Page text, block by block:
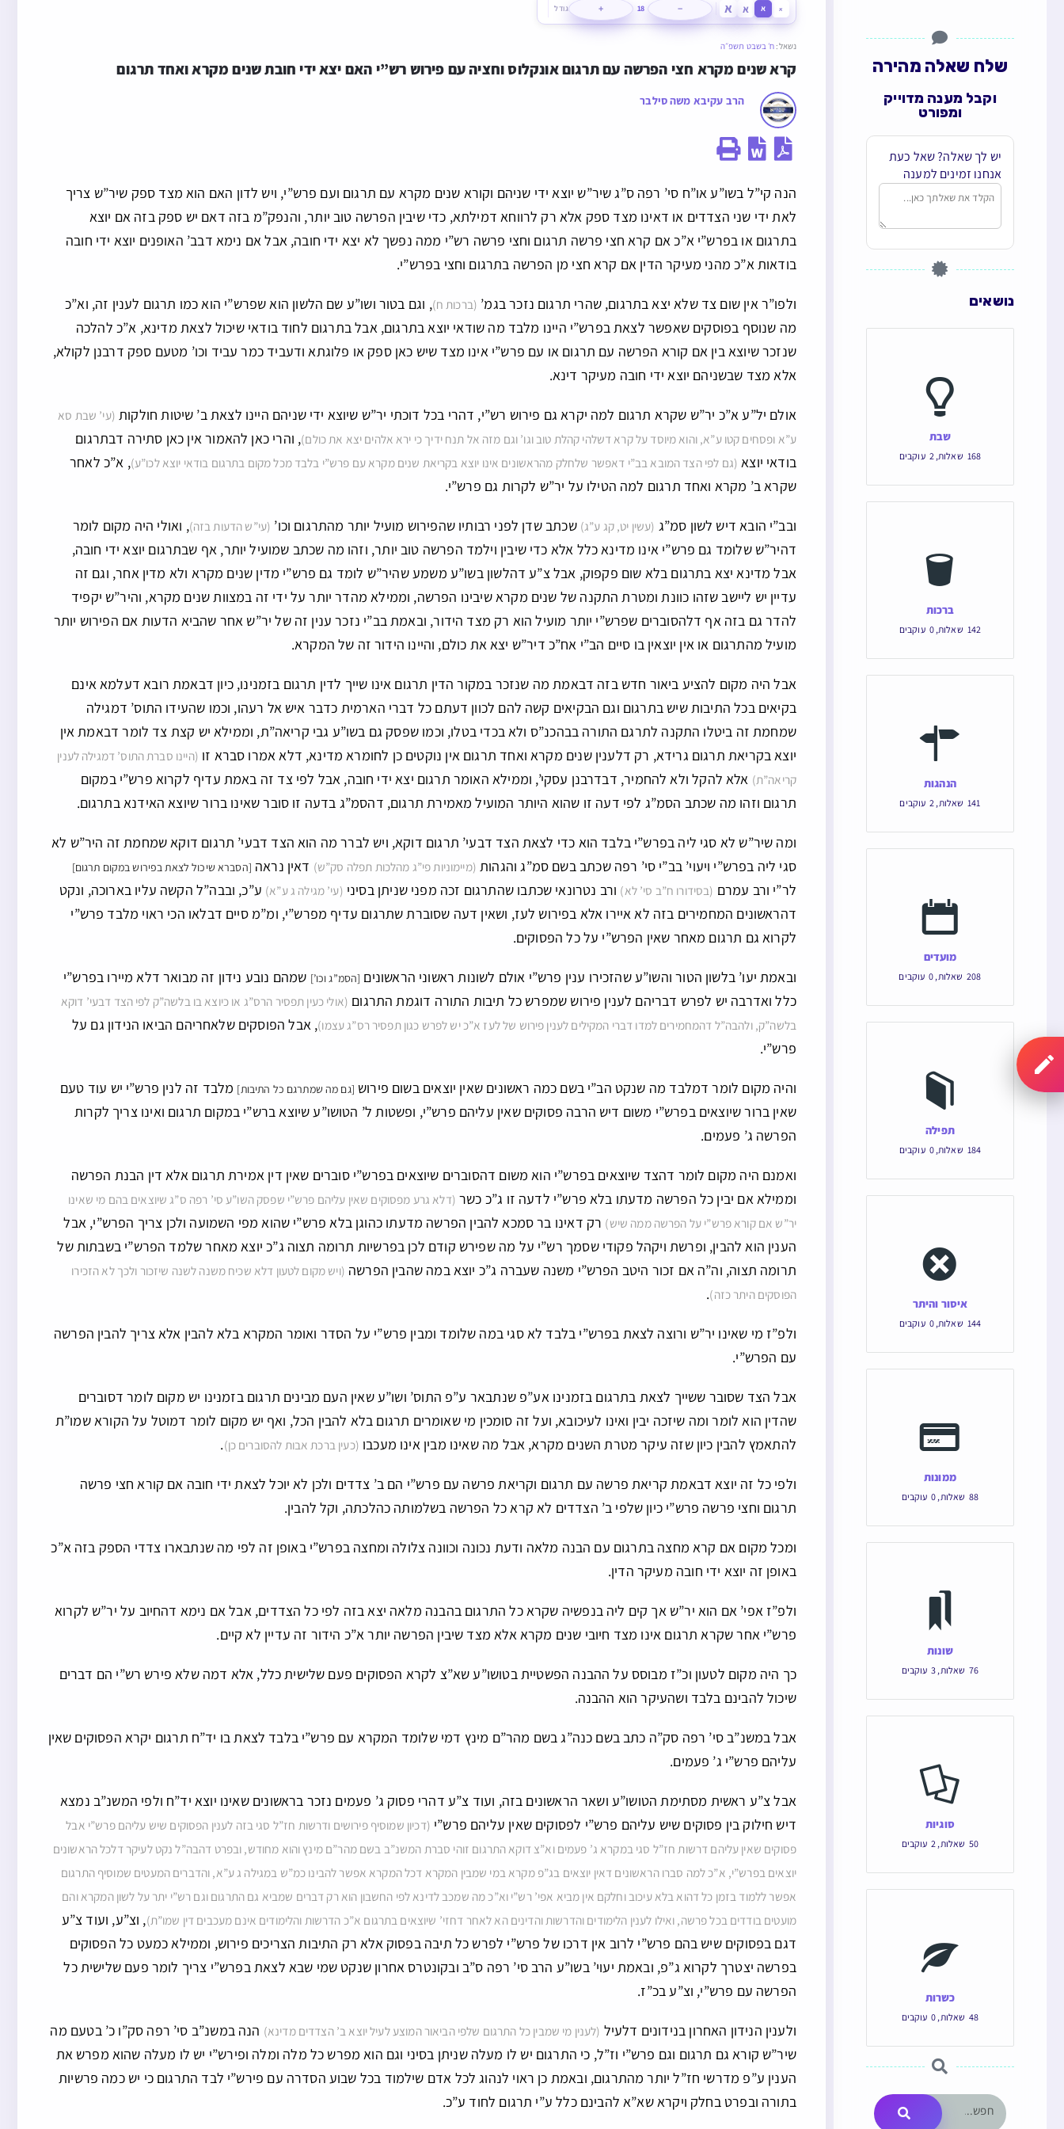
א א א א −
18
+ גודל
נשאל: ח׳ בשבט תשפ״ה
קרא שנים מקרא חצי הפרשה עם תרגום אונקלוס וחציה עם פירוש רש”י האם יצא ידי חובת שנים מקרא ואחד תרגום
הרב עקיבא משה סילבר
הנה קי”ל בשו”ע או”ח סי’ רפה ס”ג שיר”ש יוצא ידי שניהם וקורא שנים מקרא עם תרגום ועם פרש”י, ויש לדון האם הוא מצד ספק שיר”ש צריך
לאת ידי שני הצדדים או דאינו מצד ספק אלא רק לרווחא דמילתא, כדי שיבין הפרשה טוב יותר, והנפק”מ בזה דאם יש ספק בזה אם יוצא
בתרגום או בפרש”י א”כ אם קרא חצי פרשה תרגום וחצי פרשה רש”י ממה נפשך לא יצא ידי חובה, אבל אם נימא דבב’ האופנים יוצא ידי חובה
בודאות א”כ מהני מעיקר הדין אם קרא חצי מן הפרשה בתרגום וחצי בפרש”י.
ולפו”ר אין שום צד שלא יצא בתרגום, שהרי תרגום נזכר בגמ’ (ברכות ח), וגם בטור ושו”ע שם הלשון הוא שפרש”י הוא כמו תרגום לענין זה, וא”כ
מה שנוסף בפוסקים שאפשר לצאת בפרש”י היינו מלבד מה שודאי יוצא בתרגום, אבל בתרגום לחוד בודאי שיכול לצאת מדינא, א”כ להלכה
שנזכר שיוצא בין אם קורא הפרשה עם תרגום או עם פרש”י אינו מצד שיש כאן ספק או פלוגתא ודעביד כמר עביד וכו’ מטעם ספק דרבנן לקולא,
אלא מצד שבשניהם יוצא ידי חובה מעיקר דינא.
אולם יל”ע א”כ יר”ש שקרא תרגום למה יקרא גם פירוש רש”י, דהרי בכל דוכתי יר”ש שיוצא ידי שניהם היינו לצאת ב’ שיטות חולקות (עי’ שבת סא
ע”א ופסחים קטו ע”א, והוא מיוסד על קרא דשלהי קהלת טוב וגו’ וגם מזה אל תנח ידיך כי ירא אלהים יצא את כולם), והרי כאן להאמור אין כאן סתירה דבתרגום
בודאי יוצא (גם לפי הצד המובא בב”י דאפשר שלחלק מהראשונים אינו יוצא בקריאת שנים מקרא עם פרש”י בלבד מכל מקום בתרגום בודאי יוצא לכו”ע), א”כ לאחר
שקרא ב’ מקרא ואחד תרגום למה הטילו על יר”ש לקרות גם פרש”י.
ובב”י הובא דיש לשון סמ”ג (עשין יט, קג ע”ג) שכתב שדן לפני רבותיו שהפירוש מועיל יותר מהתרגום וכו’ (עי”ש הדעות בזה), ואולי היה מקום לומר
דהיר”ש שלומד גם פרש”י אינו מדינא כלל אלא כדי שיבין וילמד הפרשה טוב יותר, וזהו מה שכתב שמועיל יותר, אף שבתרגום יוצא ידי חובה,
אבל מדינא יצא בתרגום בלא שום פקפוק, אבל צ”ע דהלשון בשו”ע משמע שהיר”ש לומד גם פרש”י מדין שנים מקרא ולא מדין אחר, וגם זה
עדיין יש ליישב שזהו כוונת ומטרת התקנה של שנים מקרא שיבינו הפרשה, וממילא מהדר יותר על ידי זה במצוות שנים מקרא, והיר”ש יקפיד
להדר גם בזה אף דלהסוברים שפרש”י יותר מועיל הוא רק מצד הידור, ובאמת בב”י נזכר ענין זה של יר”ש אחר שהביא הדעות אם הפירוש יותר
מועיל מהתרגום או אין יוצאין בו סיים הב”י אח”כ דיר”ש יצא את כולם, והיינו הידור זה של המקרא.
אבל היה מקום להציע ביאור חדש בזה דבאמת מה שנזכר במקור הדין תרגום אינו שייך לדין תרגום בזמנינו, כיון דבאמת רובא דעלמא אינם
בקיאים בכל התיבות שיש בתרגום וגם הבקיאים קשה להם לכוון דעתם כל דברי הארמית כדבר איש אל רעהו, וכמו שהעידו התוס’ דמגילה
שמחמת זה ביטלו התקנה לתרגם התורה בבהכנ”ס ולא בכדי בטלו, וכמו שפסק גם בשו”ע גבי קריאה”ת, וממילא יש קצת צד לומר דבאמת אין
יוצא בקריאת תרגום גרידא, רק דלענין שנים מקרא ואחד תרגום אין נוקטים כן לחומרא מדינא, דלא אמרו סברא זו (היינו סברת התוס’ דמגילה לענין
קריאה”ת) אלא להקל ולא להחמיר, דבדרבנן עסקי’, וממילא האומר תרגום יצא ידי חובה, אבל לפי צד זה באמת עדיף לקרוא פרש”י במקום
תרגום וזהו מה שכתב הסמ”ג לפי דעה זו שהוא היותר המועיל מאמירת תרגום, דהסמ”ג בדעה זו סובר שאינו ברור שיוצא האידנא בתרגום.
ומה שיר”ש לא סגי ליה בפרש”י בלבד הוא כדי לצאת הצד דבעי’ תרגום דוקא, ויש לברר מה הוא הצד דבעי’ תרגום דוקא שמחמת זה היר”ש לא
סגי ליה בפרש”י ויעוי’ בב”י סי’ רפה שכתב בשם סמ”ג והגהות (מיימוניות פי”ג מהלכות תפלה סק”ש) דאין נראה [הסברא שיכול לצאת בפירוש במקום תרגום]
לר”י ורב עמרם (בסידורו ח”ב סי’ לא) ורב נטרונאי שכתבו שהתרגום זכה מפני שניתן בסיני (עי’ מגילה ג ע”א) ע”כ, ובבה”ל הקשה עליו בארוכה, ונקט
דהראשונים המחמירים בזה לא איירו אלא בפירוש לעז, ושאין דעה שסוברת שתרגום עדיף מפרש”י, ומ”מ סיים דבלאו הכי ראוי מלבד פרש”י
לקרוא גם תרגום מאחר שאין הפרש”י על כל הפסוקים.
ובאמת יעו’ בלשון הטור והשו”ע שהזכירו ענין פרש”י אולם לשונות ראשוני הראשונים [הסמ”ג וכו’] שמהם נובע נידון זה מבואר דלא מיירו בפרש”י
כלל ואדרבה יש לפרש דבריהם לענין פירוש שמפרש כל תיבות התורה דוגמת התרגום (אולי כעין תפסיר הרס”ג או כיוצא בו בלשה”ק לפי הצד דבעי’ דוקא
בלשה”ק, ולהבה”ל דהמחמירים למדו דברי המקילים לענין פירוש של לעז א”כ יש לפרש כגון תפסיר רס”ג עצמו), אבל הפוסקים שלאחריהם הביאו הנידון גם על
פרש”י.
והיה מקום לומר דמלבד מה שנקט הב”י בשם כמה ראשונים שאין יוצאים בשום פירוש [גם מה שמתרגם כל התיבות] מלבד זה לנין פרש”י יש עוד טעם
שאין ברור שיוצאים בפרש”י משום דיש הרבה פסוקים שאין עליהם פרש”י, ופשטות ל’ הטושו”ע שיוצא ברש”י במקום תרגום ואינו צריך לקרות
הפרשה ג’ פעמים.
ואמנם היה מקום לומר דהצד שיוצאים בפרש”י הוא משום דהסוברים שיוצאים בפרש”י סוברים שאין דין אמירת תרגום אלא דין הבנת הפרשה
וממילא אם יבין כל הפרשה מדעתו בלא פרש”י לדעה זו ג”כ כשר (דלא גרע מפסוקים שאין עליהם פרש”י שפסק השו”ע סי’ רפה ס”ג שיוצאים בהם מי שאינו
יר”ש אם קורא פרש”י על הפרשה ממה שיש) רק דאינו בר סמכא להבין הפרשה מדעתו כהוגן בלא פרש”י שהוא מפי השמועה ולכן צריך הפרש”י, אבל
הענין הוא להבין, ופרשת ויקהל פקודי שסמך רש”י על מה שפירש קודם לכן בפרשיות תרומה תצוה ג”כ יוצא מאחר שלמד הפרש”י בשבתות של
תרומה תצוה, וה”ה אם זכור היטב הפרש”י משנה שעברה ג”כ יוצא במה שהבין הפרשה (ויש מקום לטעון דלא שכיח משנה לשנה שיזכור ולכך לא הזכירו
הפוסקים היתר כזה).
ולפ”ז מי שאינו יר”ש ורוצה לצאת בפרש”י בלבד לא סגי במה שלומד ומבין פרש”י על הסדר ואומר המקרא בלא להבין אלא צריך להבין הפרשה
עם הפרש”י.
אבל הצד שסובר ששייך לצאת בתרגום בזמנינו אע”פ שנתבאר ע”פ התוס’ ושו”ע שאין העם מבינים תרגום בזמנינו יש מקום לומר דסוברים
שהדין הוא לומר ומה שיזכה יבין ואינו לעיכובא, ועל זה סומכין מי שאומרים תרגום בלא להבין הכל, ואף יש מקום לומר דמוטל על הקורא שמו”ת
להתאמץ להבין כיון שזה עיקר מטרת השנים מקרא, אבל מה שאינו מבין אינו מעכבו (כעין ברכת אבות להסוברים כן).
ולפי כל זה יוצא דבאמת קריאת פרשה עם תרגום וקריאת פרשה עם פרש”י הם ב’ צדדים ולכן לא יוכל לצאת ידי חובה אם קורא חצי פרשה
תרגום וחצי פרשה פרש”י כיון שלפי ב’ הצדדים לא קרא כל הפרשה בשלמותה כהלכתה, וקל להבין.
ומכל מקום אם קרא מחצה בתרגום עם הבנה מלאה ודעת נכונה וכוונה צלולה ומחצה בפרש”י באופן זה לפי מה שנתבארו צדדי הספק בזה א”כ
באופן זה יוצא ידי חובה מעיקר הדין.
ולפ”ז אפי’ אם הוא יר”ש אך קים ליה בנפשיה שקרא כל התרגום בהבנה מלאה יצא בזה לפי כל הצדדים, אבל אם נימא דהחיוב על יר”ש לקרוא
פרש”י אחר שקרא תרגום אינו מצד חיובי שנים מקרא אלא מצד שיבין הפרשה יותר א”כ הידור זה עדיין לא קיים.
כך היה מקום לטעון וכ”ז מבוסס על ההבנה הפשטיית בטושו”ע שא”צ לקרא הפסוקים פעם שלישית כלל, אלא דמה שלא פירש רש”י הם דברים
שיכול להבינם בלבד ושהעיקר הוא ההבנה.
אבל במשנ”ב סי’ רפה סק”ה כתב בשם כנה”ג בשם מהר”ם מינץ דמי שלומד המקרא עם פרש”י בלבד לצאת בו יד”ח תרגום יקרא הפסוקים שאין
עליהם פרש”י ג’ פעמים.
אבל צ”ע ראשית מסתימת הטושו”ע ושאר הראשונים בזה, ועוד צ”ע דהרי פסוק ג’ פעמים נזכר בראשונים שאינו יוצא יד”ח ולפי המשנ”ב נמצא
דיש חילוק בין פסוקים שיש עליהם פרש”י לפסוקים שאין עליהם פרש”י (דכיון שמוסיף פירושים ודרשות חז”ל סגי בזה לענין הפסוקים שיש עליהם פרש”י אבל
פסוקים שאין עליהם דרשות חז”ל סגי במקרא ג’ פעמים וא”צ דוקא התרגום זוהי סברת המשנ”ב בשם מהר”ם מינץ והוא מחודש, ובפרט דהבה”ל נקט לעיקר דלכל הראשונים
יוצאים בפרש”י, א”כ למה סברו הראשונים דאין יוצאים בג”פ מקרא במי שמבין המקרא דכל המקרא אפשר להבינו כמ”ש במגילה ג ע”א, והדברים המעטים שמוסיף התרגום
אפשר ללמוד בזמן כל דהוא בלא עיכוב וחלקם אין מביא אפי’ רש”י וא”כ מה שמכב לדינא לפי החשבון הוא רק דברים שמביא גם התרגום וגם רש”י יתר על לשון המקרא והם
מועטים בודדים בכל פרשה, ואילו לענין הלימודים והדרשות והדינים הא לאחר דחזי’ שיוצאים בתרגום א”כ הדרשות והלימודים אינם מעכבים דין שמו”ת), וצ”ע, ועוד צ”ע
דגם בפסוקים שיש בהם פרש”י לרוב אין דרכו של פרש”י לפרש כל תיבה בפסוק אלא רק התיבות הצריכים פירוש, וממילא כמעט כל הפסוקים
בפרשה יצטרך לקרוא ג”פ, ובאמת יעוי’ בשו”ע הרב סי’ רפה ס”ב ובקונטרס אחרון שנקט שמי שבא לצאת בפרש”י צריך לומר פעם שלישית כל
הפרשה עם פרש”י, וצ”ע בכ”ז.
ולענין הנידון האחרון בנידונים דלעיל (לענין מי שמבין כל התרגום שלפי הביאור המוצע לעיל יוצא ב’ הצדדים מדינא) הנה במשנ”ב סי’ רפה סק”ו כ’ בטעם מה
שיר”ש קורא גם תרגום וגם פרש”י וז”ל, כי התרגום יש לו מעלה שניתן בסיני וגם הוא מפרש כל מלה ומלה ופירש”י יש לו מעלה שהוא מפרש את
הענין ע”פ מדרשי חז”ל יותר מהתרגום, ובאמת כן ראוי לנהוג לכל אדם שילמוד בכל שבוע הסדרה עם פירש”י לבד התרגום כי יש כמה פרשיות
בתורה ובפרט בחלק ויקרא שא”א להבינם כלל ע”י תרגום לחוד ע”כ.
שלח שאלה מהירה
וקבל מענה מדוייק
ומפורט
יש לך שאלה? שאל כעת
אנחנו זמינים למענה
נושאים
שבת
168 שאלות,
2 עוקבים
ברכות
142 שאלות,
0 עוקבים
הנהגות
141 שאלות,
2 עוקבים
מועדים
208 שאלות,
0 עוקבים
תפילה
184 שאלות,
0 עוקבים
איסור והיתר
144 שאלות,
0 עוקבים
ממונות
88 שאלות,
0 עוקבים
שונות
76 שאלות,
3 עוקבים
סוגיות
50 שאלות,
2 עוקבים
כשרות
48 שאלות,
0 עוקבים